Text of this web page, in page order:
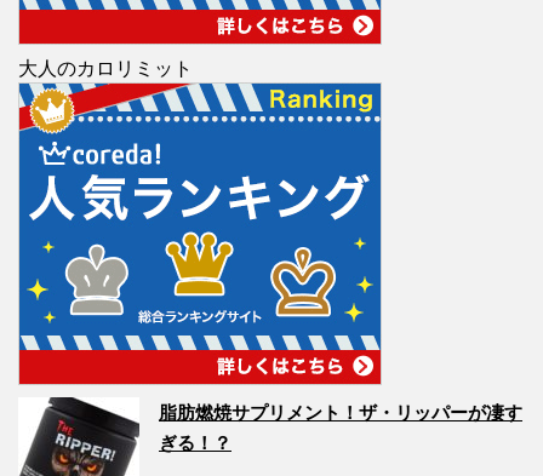
大人のカロリミット
脂肪燃焼サプリメント！ザ・リッパーが凄す
ぎる！？